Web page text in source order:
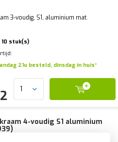
3-voudig, S1, aluminium mat.
10 stuk(s)
21u besteld, dinsdag in huis*
4-voudig S1 aluminium